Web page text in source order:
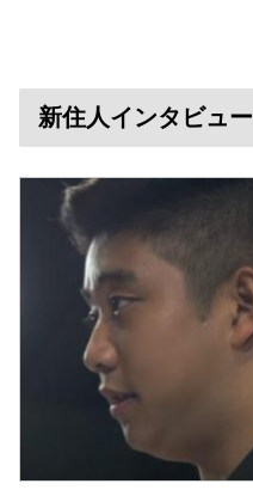
新住人インタビュー